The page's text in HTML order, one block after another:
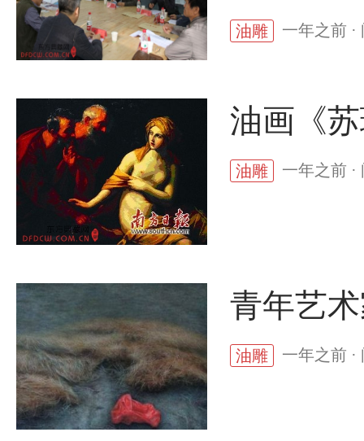
油雕 一年之前 ·
油画《
油雕 一年之前 ·
青年艺
油雕 一年之前 ·